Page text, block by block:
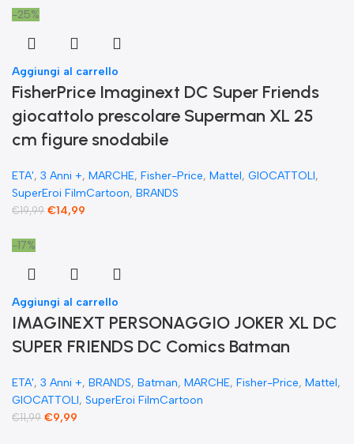
-25%
Aggiungi al carrello
FisherPrice Imaginext DC Super Friends
giocattolo prescolare Superman XL 25
cm figure snodabile
ETA', 3 Anni +, MARCHE, Fisher-Price, Mattel, GIOCATTOLI,
SuperEroi FilmCartoon, BRANDS
€19,99 €14,99
-17%
Aggiungi al carrello
IMAGINEXT PERSONAGGIO JOKER XL DC
SUPER FRIENDS DC Comics Batman
ETA', 3 Anni +, BRANDS, Batman, MARCHE, Fisher-Price, Mattel,
GIOCATTOLI, SuperEroi FilmCartoon
€11,99 €9,99